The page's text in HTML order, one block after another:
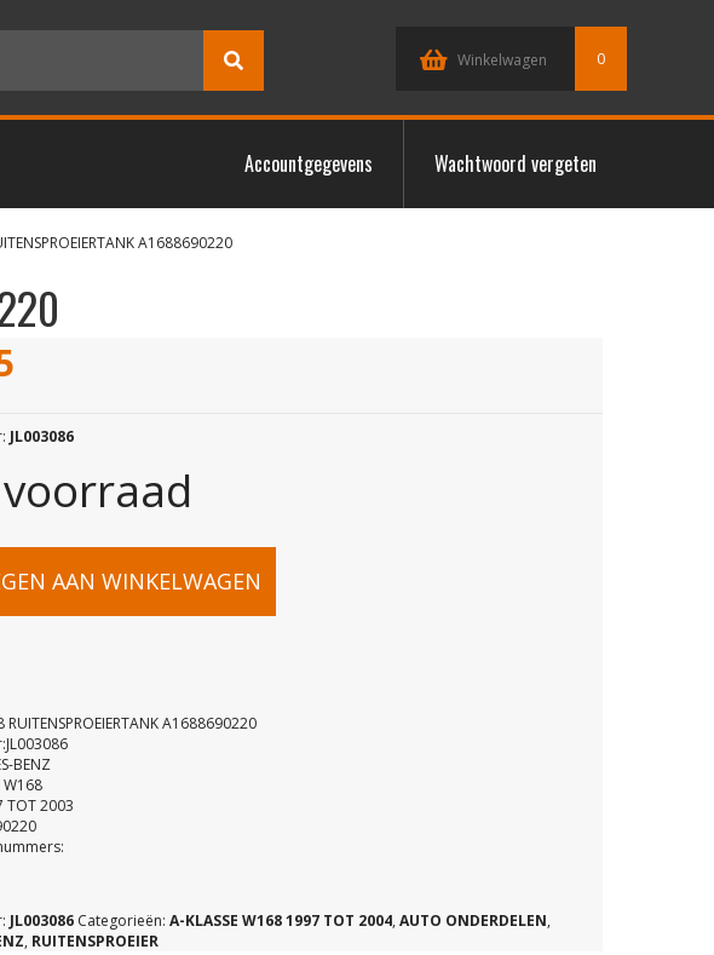
Winkelwagen 0
Accountgegevens Wachtwoord vergeten
A1688690220
JL003086
AAN WINKELWAGEN
RUITENSPROEIERTANK A1688690220
BENZ
W168
TOT 2003
JL003086 Categorieën: A-KLASSE W168 1997 TOT 2004, AUTO ONDERDELEN,
, RUITENSPROEIER